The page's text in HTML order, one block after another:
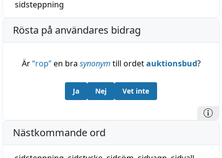
sidsteppning
Rösta på användares bidrag
Är“rop”en bra synonym till ordetauktionsbud?
Ja Nej Vet inte
Nästkommande ord